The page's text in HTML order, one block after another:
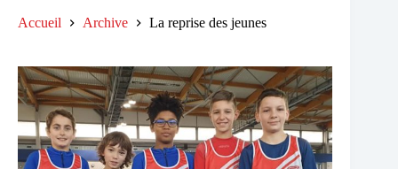
Accueil Archive La reprise des jeunes